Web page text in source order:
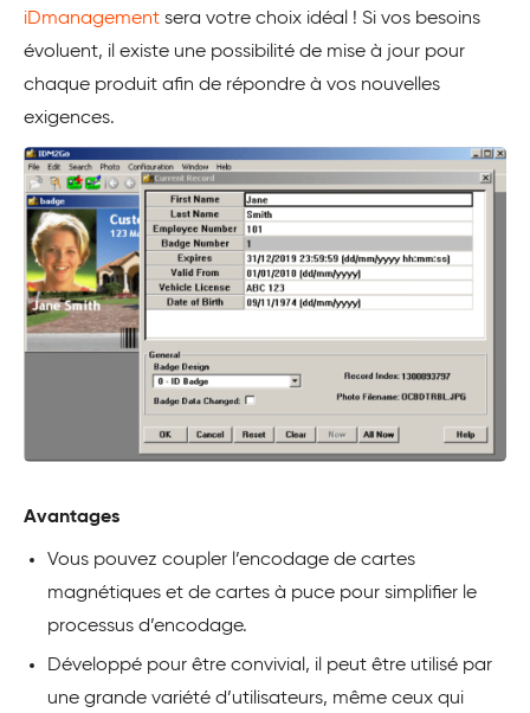
iDmanagement sera votre choix idéal ! Si vos besoins
évoluent, il existe une possibilité de mise à jour pour
chaque produit afin de répondre à vos nouvelles
exigences.
Avantages
Vous pouvez coupler l’encodage de cartes
magnétiques et de cartes à puce pour simplifier le
processus d’encodage.
Développé pour être convivial, il peut être utilisé par
une grande variété d’utilisateurs, même ceux qui